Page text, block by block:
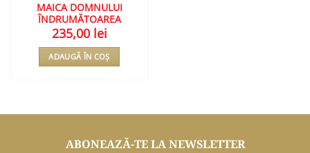
MAICA DOMNULUI
ÎNDRUMĂTOAREA
235,00 lei
ADAUGĂ ÎN COȘ
ABONEAZĂ-TE LA NEWSLETTER